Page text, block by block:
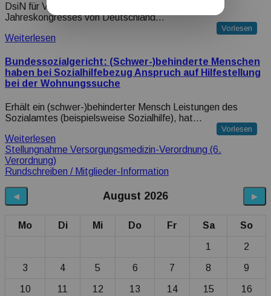
DsiN für Verbraucher DsiN für Unternehmen Zum
Jahreskongresses von Deutschland…
Weiterlesen
Vorlesen
Bundessozialgericht: (Schwer-)behinderte Menschen
haben bei Sozialhilfebezug Anspruch auf Hilfestellung
bei der Wohnungssuche
Erhält ein (schwer-)behinderter Mensch Leistungen des
Sozialamtes (beispielsweise Sozialhilfe), hat…
Weiterlesen
Vorlesen
Beitragsnavigation
Stellungnahme Versorgungsmedizin-Verordnung (6.
Verordnung)
Rundschreiben / Mitglieder-Information
◀ August 2026 ▶
Mo Di Mi Do Fr Sa So
1 2
3 4 5 6 7 8 9
10 11 12 13 14 15 16